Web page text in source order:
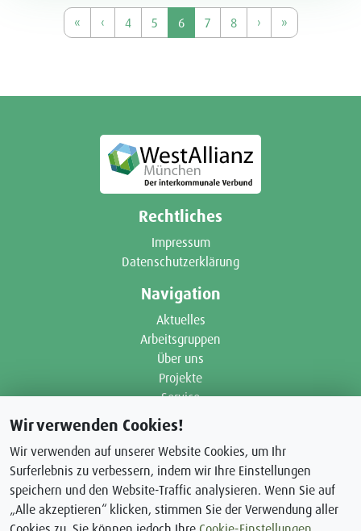
München statt. Robert Axtner, Bürgermeister der
Page navigation
« ‹ Page
4 Page
5 Current Page
6 Page
7 Page
8 › »
Rechtliches
Impressum
Datenschutzerklärung
Navigation
Aktuelles
Arbeitsgruppen
Über uns
Projekte
Service
Ansprechpartner
Zweckverband WestAllianz München
Geschäftsstelle
Kirchstraße 3
85254 Sulzemoos
Wir verwenden Cookies!
Wir verwenden auf unserer Website Cookies, um Ihr
Surferlebnis zu verbessern, indem wir Ihre Einstellungen
speichern und den Website-Traffic analysieren. Wenn Sie auf
„Alle akzeptieren“ klicken, stimmen Sie der Verwendung aller